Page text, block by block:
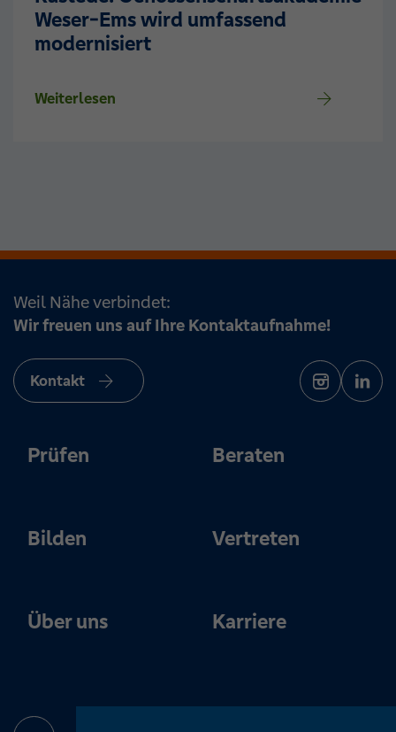
Weser-Ems wird umfassend
modernisiert
Weiterlesen
Weil Nähe verbindet:
Wir freuen uns auf Ihre Kontaktaufnahme!
Kontakt
Prüfen Beraten
Bilden Vertreten
Über uns Karriere